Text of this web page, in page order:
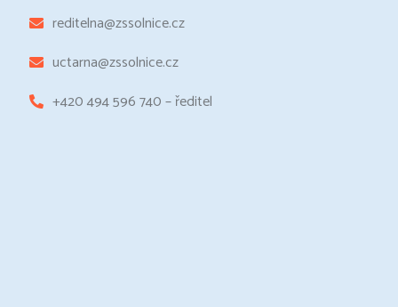
reditelna@zssolnice.cz
uctarna@zssolnice.cz
+420 494 596 740 – ředitel